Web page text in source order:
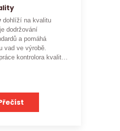
dohlíží na kvalitu
dodržování
a pomáhá
vad ve výrobě.
kontrolora kvality